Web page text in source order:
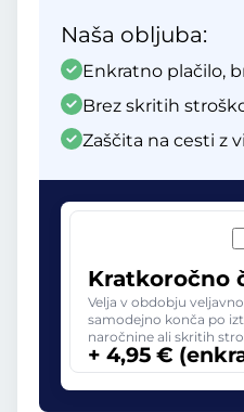
Naša obljuba:
Enkratno plačilo,
Brez skritih
Zaščita na cesti z
Kratkoročno
Velja v obdobju
samodejno konča po
naročnine ali skritih
+ 4,95 €